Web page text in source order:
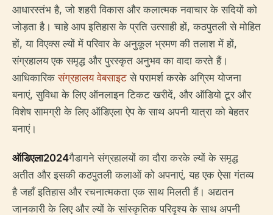
आधारस्तंभ है, जो शहरी विकास और कलात्मक नवाचार के सदियों को
जोड़ता है। चाहे आप इतिहास के प्रति उत्साही हों, कठपुतली से मोहित
हों, या विएक्स ल्यों में परिवार के अनुकूल भ्रमण की तलाश में हों,
संग्रहालय एक समृद्ध और पुरस्कृत अनुभव का वादा करते हैं।
आधिकारिकसंग्रहालय वेबसाइट से परामर्श करके अग्रिम योजना
बनाएं, सुविधा के लिए ऑनलाइन टिकट खरीदें, और ऑडियो टूर और
विशेष सामग्री के लिए ऑडिएला ऐप के साथ अपनी यात्रा को बेहतर
बनाएं।
ऑडिएला2024गैडागने संग्रहालयों का दौरा करके ल्यों के समृद्ध
अतीत और इसकी कठपुतली कलाओं को अपनाएं, यह एक ऐसा गंतव्य
है जहाँ इतिहास और रचनात्मकता एक साथ मिलती हैं। अद्यतन
जानकारी के लिए और ल्यों के सांस्कृतिक परिदृश्य के साथ अपनी